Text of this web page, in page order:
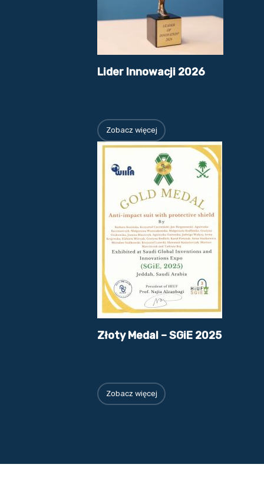
Lider Innowacji 2026
Zobacz więcej
Złoty Medal – SGiE 2025
Zobacz więcej